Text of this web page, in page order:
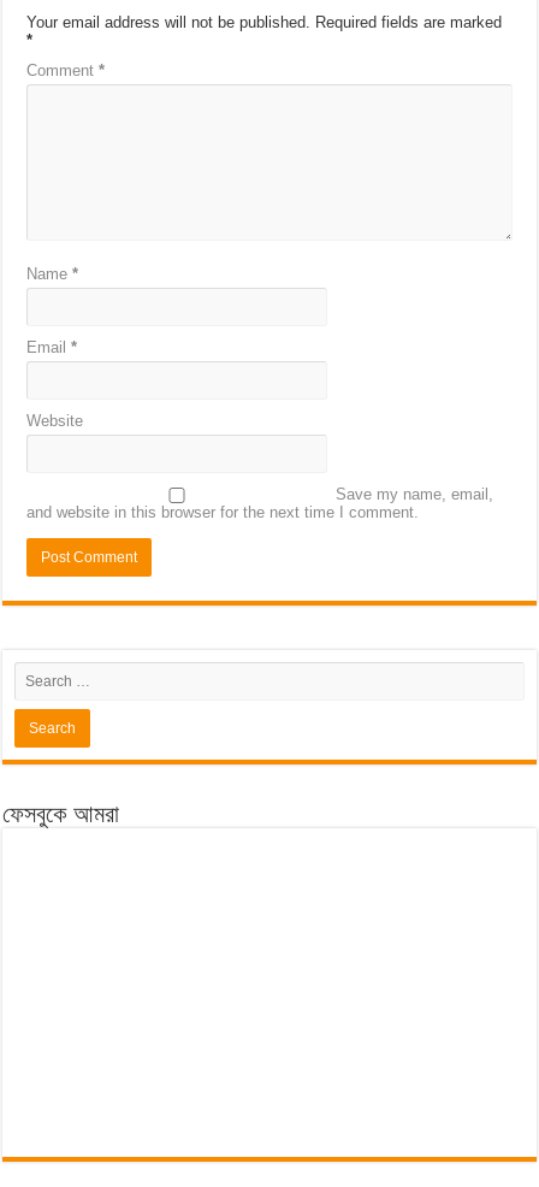
Your email address will not be published. Required fields are marked
*
Comment*
Name*
Email*
Website
Save my name, email,
and website in this browser for the next time I comment.
ফেসবুকে আমরা